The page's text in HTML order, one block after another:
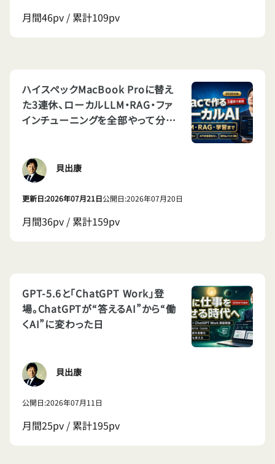
月間46pv / 累計109pv
ハイスペックMacBook Proに替え
た3連休、ローカルLLM・RAG・ファ
インチューニングを全部やって分か
貝出康
更新日:2026年07月21日公開日:2026年07月20日
月間36pv / 累計159pv
GPT-5.6と「ChatGPT Work」登
場。ChatGPTが“答えるAI”から“働
くAI”に変わった日
貝出康
公開日:2026年07月11日
月間25pv / 累計195pv